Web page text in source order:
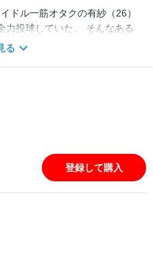
ドル一筋オタクの有紗（26）
力投球していた。 そんなある
玲が突然の帰国。 母の使いで彼
とない？」 久しぶりの再会な
きて、有紗の理性は大混乱。
。」 推しだけを愛してきたオ
に乱されていく――
る
登録して購入